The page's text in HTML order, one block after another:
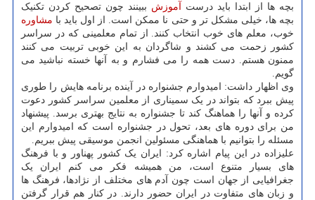
بچه ها از ابتدا باید درست آموزش ببینند چون تصحیح کردن تکنیک
بچه ها، خیلی مشکل تر و حتی نا ممکن است. از اول باید با مشاوره
خوب، معلم های خوب انتخاب کنند. از تمام معلمینی که در سراسر
کشور زحمت می کشند و شاگردان به این خوبی تربیت می کنند
ممنون هستم. دست همه را می فشارم و به آنها خسته نباشید می
گویم.
وی اظهار داشت: امیدوارم جشنواره در آینده برنامه هایش را طوری
پیش ببرد که بتواند در یک سمیناری از معلمین سراسر کشور دعوت
کرده و آنها را هماهنگ کند تا جشنواره به نتایج بهتری برسد. پیشنهاد
من برای دوره های بعد، تحول در جشنواره است که امیدوارم این
مسئله را بتوانیم با هماهنگی مسئولین انجمن موسیقی پیش ببریم.
علیزاده در این پیام اشاره کرد: ایران یک کشور پهناور و با فرهنگ
های بسیار متنوع است، من همیشه فکر می کنم ایران یک
جغرافیایی از جهان است چون آدم های مختلف از نژادها، فرهنگ ها
و زبان های متفاوت در ایران حضور دارند. در کنار هم قرار گرفتن